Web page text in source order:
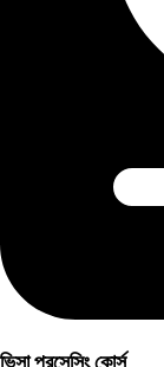
ভিসা প্রসেসিং কোর্স